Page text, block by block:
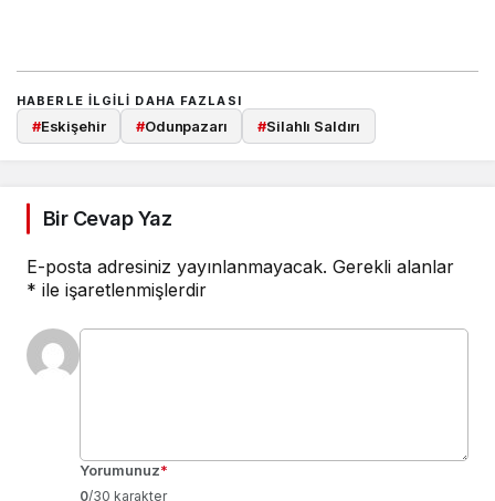
HABERLE ILGILI DAHA FAZLASI
#Eskişehir #Odunpazarı #Silahlı Saldırı
Bir Cevap Yaz
E-posta adresiniz yayınlanmayacak. Gerekli alanlar
* ile işaretlenmişlerdir
Yorumunuz*
0/30 karakter